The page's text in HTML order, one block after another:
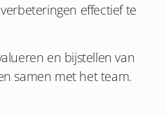
effectief te
en bijstellen van
samen met het team.